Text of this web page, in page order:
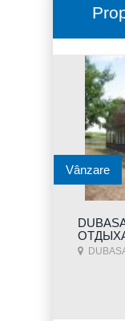
Vânzare